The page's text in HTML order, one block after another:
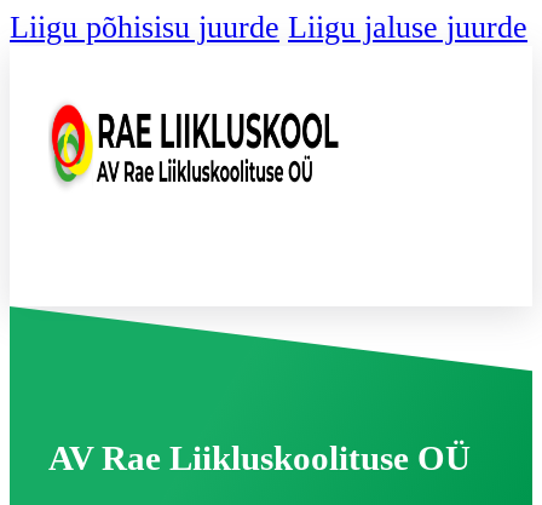
Liigu põhisisu juurde Liigu jaluse juurde
AV Rae Liikluskoolituse OÜ